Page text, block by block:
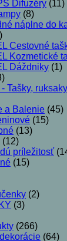
Difuzéry (11)
(8)
náplne do
Cestovné
Kozmetické
Dáždniky (1)
Tašky, ruksaky
a Balenie (45)
(15)
(13)
(12)
príležitosť
(15)
(2)
(3)
(266)
(64)